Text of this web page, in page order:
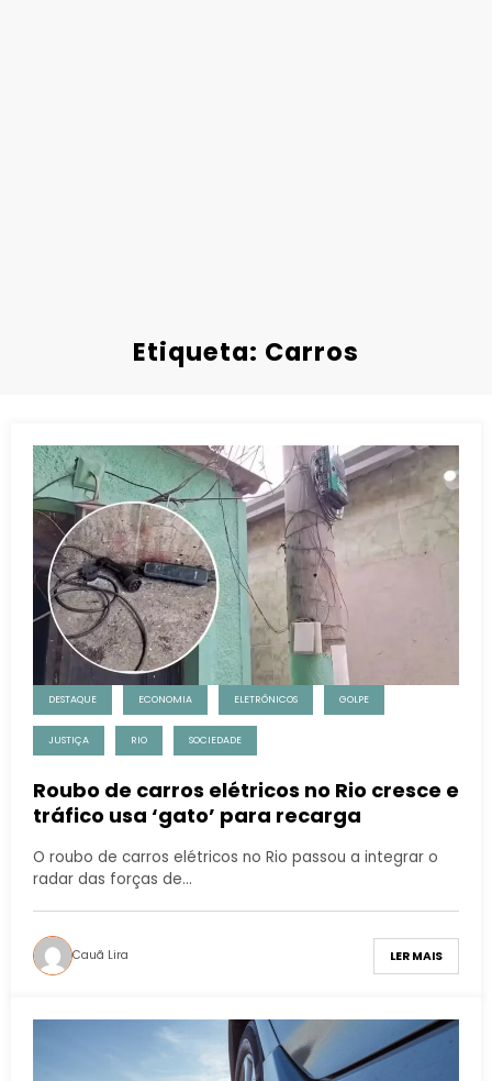
Etiqueta: Carros
DESTAQUE ECONOMIA ELETRÔNICOS GOLPE
JUSTIÇA RIO SOCIEDADE
Roubo de carros elétricos no Rio cresce e
tráfico usa ‘gato’ para recarga
O roubo de carros elétricos no Rio passou a integrar o
radar das forças de…
Cauã Lira LER MAIS